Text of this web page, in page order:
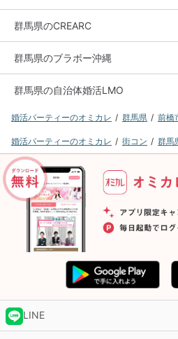
群馬県のCREARC
群馬県のブラボー沖縄
群馬県の自治体婚活LMO
婚活パーティーのオミカレ 群馬県 前橋
婚活パーティーのオミカレ 街コン 群馬
LINE